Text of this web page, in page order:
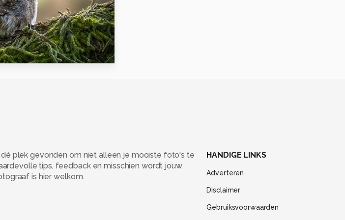
1
plek gevonden om niet alleen je mooiste foto's te
tips, feedback en misschien wordt jouw
is hier welkom.
HANDIGE LINKS
Adverteren
Disclaimer
Gebruiksvoorwaarden